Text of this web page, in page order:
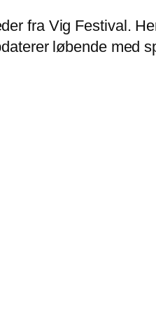
fra Vig Festival.
løbende med